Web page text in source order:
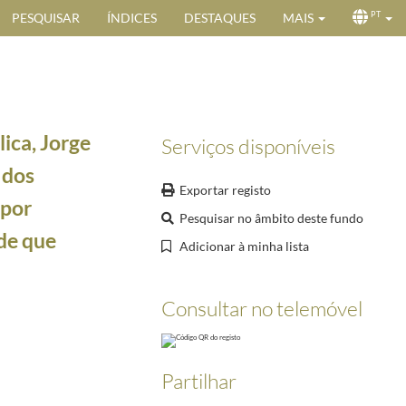
PESQUISAR ÍNDICES DESTAQUES MAIS PT
ocasião de tentativa de golpe de Estado naquele país
para Crianças
do Prémio IPOR de Investigação
Serviços disponíveis
Exportar registo
Pesquisar no âmbito deste fundo
Adicionar à minha lista
Consultar no telemóvel
Partilhar
Jorge
que